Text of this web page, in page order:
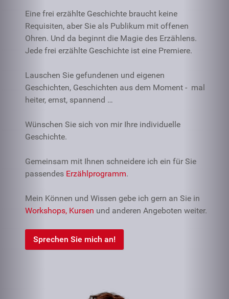
Eine frei erzählte Geschichte braucht keine
Requisiten, aber Sie als Publikum mit offenen
Ohren. Und da beginnt die Magie des Erzählens.
Jede frei erzählte Geschichte ist eine Premiere.
Lauschen Sie gefundenen und eigenen
Geschichten, Geschichten aus dem Moment - mal
heiter, ernst, spannend …
Wünschen Sie sich von mir Ihre individuelle
Geschichte.
Gemeinsam mit Ihnen schneidere ich ein für Sie
passendes Erzählprogramm.
Mein Können und Wissen gebe ich gern an Sie in
Workshops, Kursen und anderen Angeboten weiter.
Sprechen Sie mich an!